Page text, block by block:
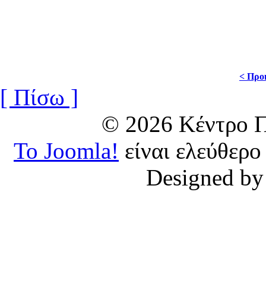
<
[ Πίσω ]
© 2026
Το Joomla! είναι
Designed